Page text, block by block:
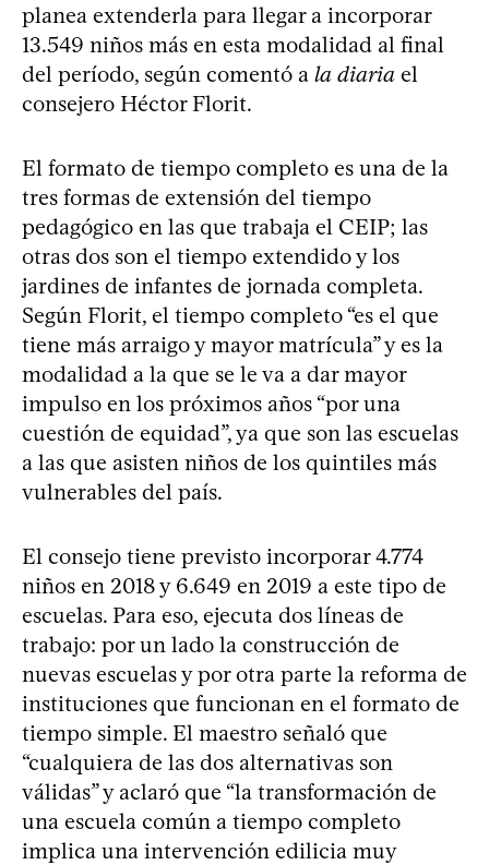
planea extenderla para llegar a incorporar
13.549 niños más en esta modalidad al final
del período, según comentó a la diaria el
consejero Héctor Florit.
El formato de tiempo completo es una de la
tres formas de extensión del tiempo
pedagógico en las que trabaja el CEIP; las
otras dos son el tiempo extendido y los
jardines de infantes de jornada completa.
Según Florit, el tiempo completo “es el que
tiene más arraigo y mayor matrícula” y es la
modalidad a la que se le va a dar mayor
impulso en los próximos años “por una
cuestión de equidad”, ya que son las escuelas
a las que asisten niños de los quintiles más
vulnerables del país.
El consejo tiene previsto incorporar 4.774
niños en 2018 y 6.649 en 2019 a este tipo de
escuelas. Para eso, ejecuta dos líneas de
trabajo: por un lado la construcción de
nuevas escuelas y por otra parte la reforma de
instituciones que funcionan en el formato de
tiempo simple. El maestro señaló que
“cualquiera de las dos alternativas son
válidas” y aclaró que “la transformación de
una escuela común a tiempo completo
implica una intervención edilicia muy